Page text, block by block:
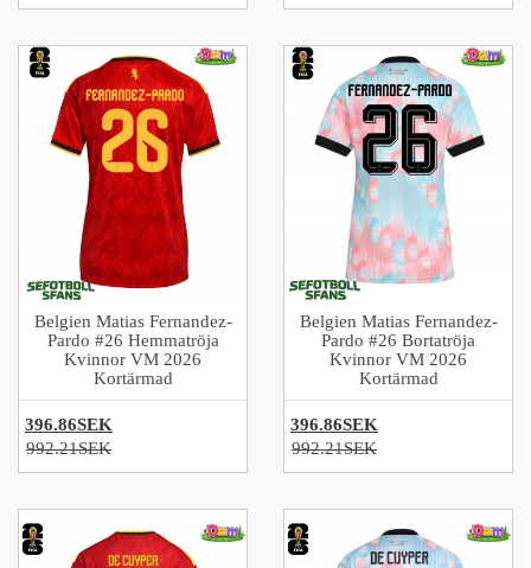
Belgien Matias Fernandez-
Pardo #26 Hemmatröja
Kvinnor VM 2026
Kortärmad
396.86SEK
992.21SEK
Belgien Matias Fernandez-
Pardo #26 Bortatröja
Kvinnor VM 2026
Kortärmad
396.86SEK
992.21SEK